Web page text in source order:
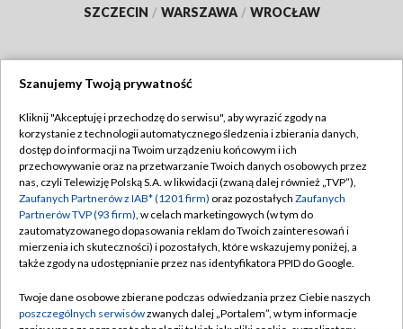
SZCZECIN / WARSZAWA / WROCŁAW
TVP
Abonament TVP
Emisja w TVP
Centrum informacji TVP
Naziemna Telewizja Cyfrowa
Rada Programowa
Regulamin TVP
Polityka prywatności
Moje zgody
Pomoc
Kontakt
Szanujemy Twoją prywatność
Kliknij "Akceptuję i przechodzę do serwisu", aby wyrazić zgody na
korzystanie z technologii automatycznego śledzenia i zbierania danych,
dostęp do informacji na Twoim urządzeniu końcowym i ich
przechowywanie oraz na przetwarzanie Twoich danych osobowych przez
nas, czyli Telewizję Polską S.A. w likwidacji (zwaną dalej również „TVP”),
Zaufanych Partnerów z IAB* (1201 firm) oraz pozostałych Zaufanych
Partnerów TVP (93 firm), w celach marketingowych (w tym do
zautomatyzowanego dopasowania reklam do Twoich zainteresowań i
mierzenia ich skuteczności) i pozostałych, które wskazujemy poniżej, a
także zgody na udostępnianie przez nas identyfikatora PPID do Google.
Twoje dane osobowe zbierane podczas odwiedzania przez Ciebie naszych
poszczególnych serwisówzwanych dalej „Portalem”, w tym informacje